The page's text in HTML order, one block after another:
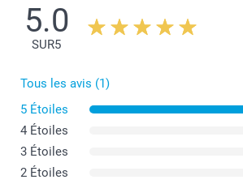
5.0
SUR5
Tous les avis (1)
5 Étoiles
4 Étoiles
3 Étoiles
2 Étoiles